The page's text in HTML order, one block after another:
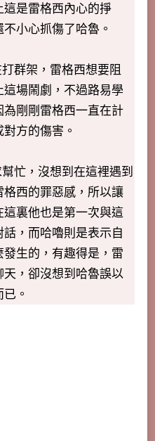
是雷格西內心的掙
小心抓傷了哈魯。
群架，雷格西想要阻
場鬧劇，不過路易學
剛剛雷格西一直在計
方的傷害。
忙，沒想到在這裡遇到
西的罪惡感，所以讓
裏他也是第一次與這
，而哈嚕則是表示自
生的，有趣得是，雷
，卻沒想到哈魯誤以
。